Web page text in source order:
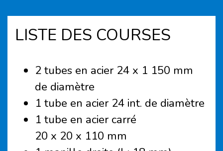
LISTE DES COURSES
2 tubes en acier 24 x 1 150 mm
de diamètre
1 tube en acier 24 int. de diamètre
1 tube en acier carré
20 x 20 x 110 mm